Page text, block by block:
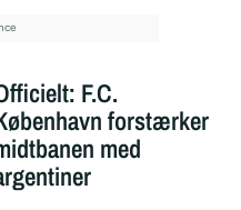
F.C.
forstærker
med